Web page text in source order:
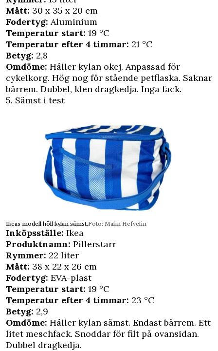
Mått: 30 x 35 x 20 cm
Fodertyg: Aluminium
Temperatur start: 19 °C
Temperatur efter 4 timmar: 21 °C
Betyg: 2,8
Omdöme: Håller kylan okej. Anpassad för
cykelkorg. Hög nog för stående petflaska. Saknar
bärrem. Dubbel, klen dragkedja. Inga fack.
5. Sämst i test
Ikeas modell höll kylan sämst.Foto: Malin Hefvelin
Inköpsställe: Ikea
Produktnamn: Pillerstarr
Rymmer: 22 liter
Mått: 38 x 22 x 26 cm
Fodertyg: EVA-plast
Temperatur start: 19 °C
Temperatur efter 4 timmar: 23 °C
Betyg: 2,9
Omdöme: Håller kylan sämst. Endast bärrem. Ett
litet meschfack. Snoddar för filt på ovansidan.
Dubbel dragkedja.